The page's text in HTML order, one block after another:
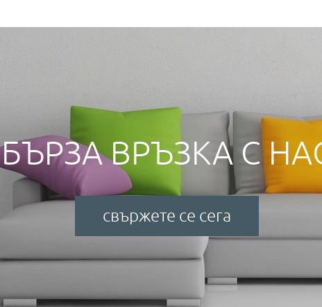
БЪРЗА ВРЪЗКА С
свържете се сега